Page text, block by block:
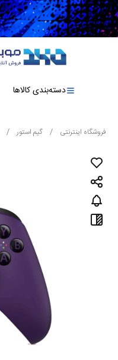
دسته‌بندی کالاها
فروشگاه اینترنتی / گیم استور /